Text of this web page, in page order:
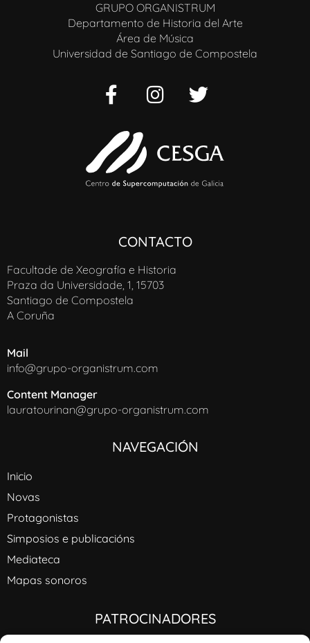
GRUPO ORGANISTRUM
Departamento de Historia del Arte
Área de Música
Universidad de Santiago de Compostela
CONTACTO
Facultade de Xeografía e Historia
Praza da Universidade, 1, 15703
Santiago de Compostela
A Coruña
Mail
info@grupo-organistrum.com
Content Manager
lauratourinan@grupo-organistrum.com
NAVEGACIÓN
Inicio
Novas
Protagonistas
Simposios e publicacións
Mediateca
Mapas sonoros
PATROCINADORES